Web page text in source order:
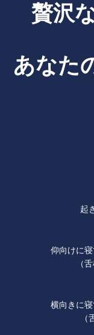
贅沢
あなた
起
仰向けに
（
横向きに
（